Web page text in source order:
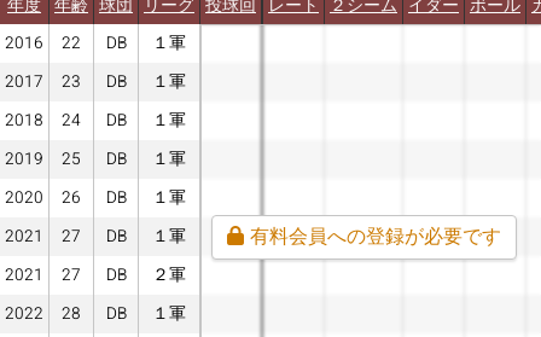
年度 年齢 球団 リーグ 投球回 レート ２シーム イダー ボール
2016
22 DB
１軍
2017
23 DB
１軍
2018
24 DB
１軍
2019
25 DB
１軍
2020
26 DB
１軍
2021
27 DB
１軍
2021
27 DB
２軍
2022
28 DB
１軍
有料会員への登録が必要です